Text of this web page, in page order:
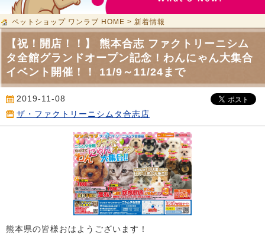
ペットショップ ワンラブ HOME > 新着情報
【祝！開店！！】 熊本合志 ファクトリーニシム
タ全館グランドオープン記念！わんにゃん大集合
イベント開催！！ 11/9～11/24まで
2019-11-08
ザ・ファクトリーニシムタ合志店
熊本県の皆様おはようございます！